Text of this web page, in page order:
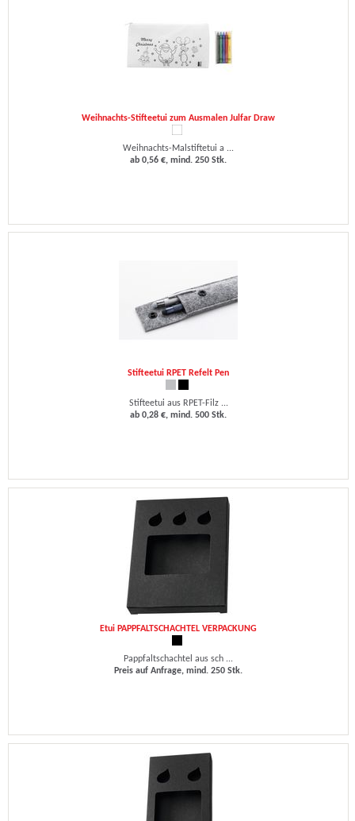
Weihnachts-Stifteetui zum Ausmalen Julfar Draw
Weihnachts-Malstiftetui a ...
ab 0,56 €, mind. 250 Stk.
Stifteetui RPET Refelt Pen
Stifteetui aus RPET-Filz ...
ab 0,28 €, mind. 500 Stk.
Etui PAPPFALTSCHACHTEL VERPACKUNG
Pappfaltschachtel aus sch ...
Preis auf Anfrage, mind. 250 Stk.